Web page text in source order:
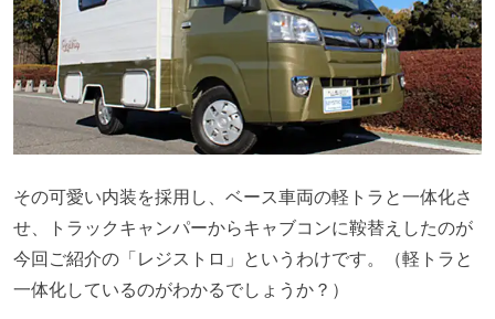
その可愛い内装を採用し、ベース車両の軽トラと一体化さ
せ、トラックキャンパーからキャブコンに鞍替えしたのが
今回ご紹介の「レジストロ」というわけです。（軽トラと
一体化しているのがわかるでしょうか？）